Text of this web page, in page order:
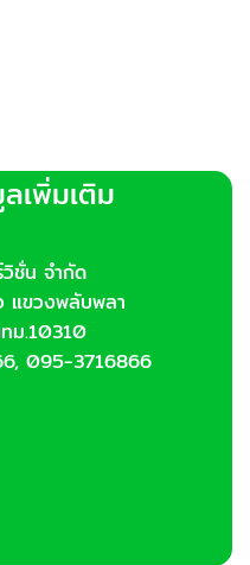
เพิ่มเติม
ชั่น จำกัด
แขวงพลับพลา
ม.10310
095-3716866